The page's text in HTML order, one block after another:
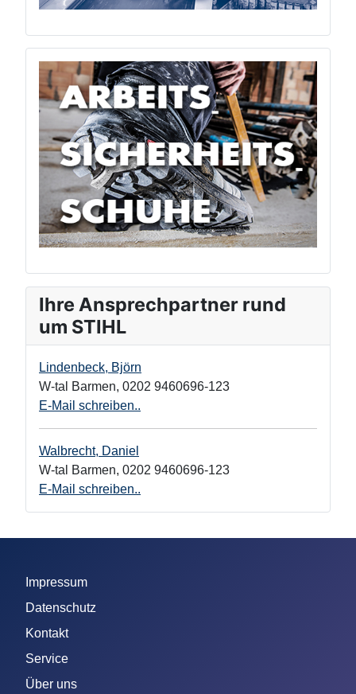
Ihre Ansprechpartner rund
um STIHL
Lindenbeck, Björn
W-tal Barmen, 0202 9460696-123
E-Mail schreiben..
Walbrecht, Daniel
W-tal Barmen, 0202 9460696-123
E-Mail schreiben..
Impressum
Datenschutz
Kontakt
Service
Über uns